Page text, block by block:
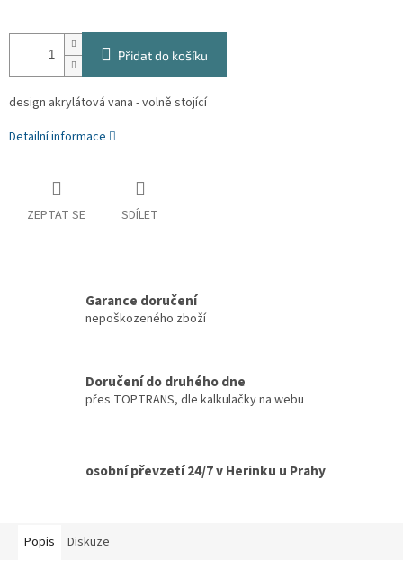
Přidat do košíku
design akrylátová vana - volně stojící
Detailní informace
ZEPTAT SE SDÍLET
Garance doručení
nepoškozeného zboží
Doručení do druhého dne
přes TOPTRANS, dle kalkulačky na webu
osobní převzetí 24/7 v Herinku u Prahy
Popis Diskuze